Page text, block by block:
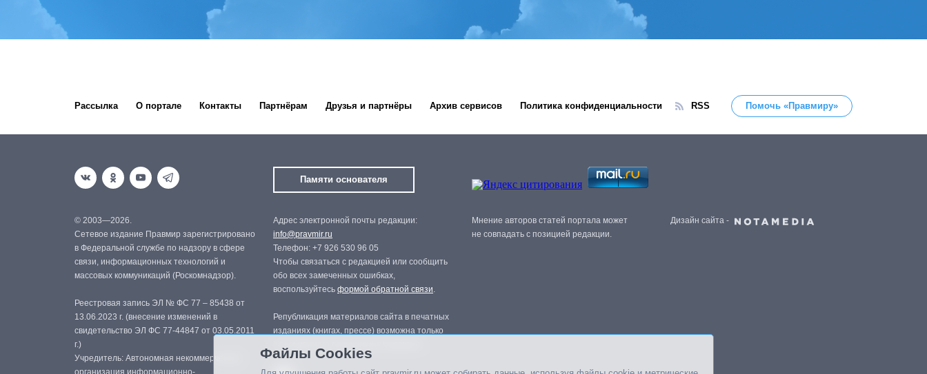
Рассылка О портале Контакты Партнёрам Друзья и партнёры Архив сервисов Политика конфиденциальности RSS Помочь «Правмиру»
Памяти основателя
© 2003—2026.
Сетевое издание Правмир зарегистрировано
в Федеральной службе по надзору в сфере
связи, информационных технологий и
массовых коммуникаций (Роскомнадзор).
Реестровая запись ЭЛ № ФС 77 – 85438 от
13.06.2023 г. (внесение изменений в
свидетельство ЭЛ ФС 77-44847 от 03.05.2011
г.)
Учредитель: Автономная некоммерческая
Адрес электронной почты редакции:
info@pravmir.ru
Телефон: +7 926 530 96 05
Чтобы связаться с редакцией или сообщить
обо всех замеченных ошибках,
воспользуйтесь формой обратной связи.
Републикация материалов сайта в печатных
изданиях (книгах, прессе) возможна только
Мнение авторов статей портала может
не совпадать с позицией редакции.
Дизайн сайта -
Файлы Cookies